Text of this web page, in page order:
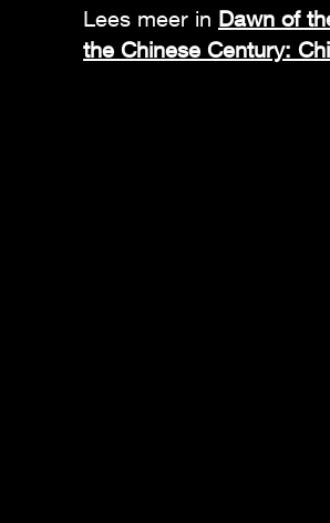
Lees meer in Dawn of
the Chinese Century: